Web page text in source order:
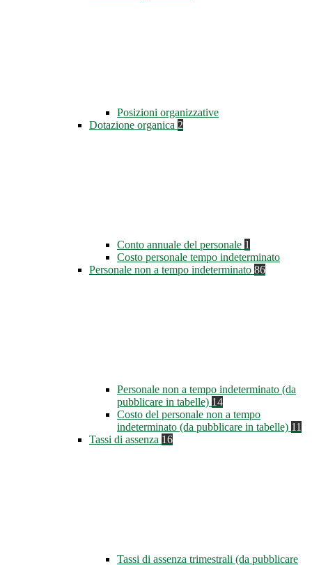
Posizioni organizzative
Dotazione organica 2
Conto annuale del personale 1
Costo personale tempo indeterminato
Personale non a tempo indeterminato 86
Personale non a tempo indeterminato (da
pubblicare in tabelle) 14
Costo del personale non a tempo
indeterminato (da pubblicare in tabelle) 11
Tassi di assenza 16
Tassi di assenza trimestrali (da pubblicare